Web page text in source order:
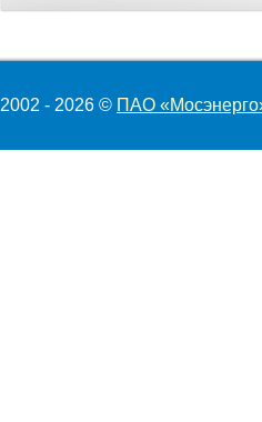
2002 - 2026 © ПАО